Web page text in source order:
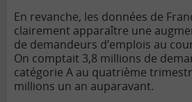
En revanche, les données de
clairement apparaître une
de demandeurs d’emplois au
On comptait 3,8 millions de
catégorie A au quatrième
millions un an auparavant.